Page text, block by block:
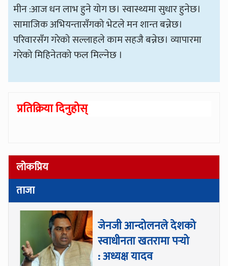
मीन :आज धन लाभ हुने योग छ। स्वास्थ्यमा सुधार हुनेछ।
सामाजिक अभियन्तासँगको भेटले मन शान्त बन्नेछ।
परिवारसँग गरेको सल्लाहले काम सहजै बन्नेछ। व्यापारमा
गरेको मिहिनेतको फल मिल्नेछ ।
प्रतिक्रिया दिनुहोस्
लोकप्रिय
ताजा
जेनजी आन्दोलनले देशको
स्वाधीनता खतरामा पर्‍यो
: अध्यक्ष यादव